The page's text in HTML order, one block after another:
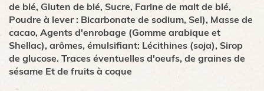
de blé, Gluten de blé, Sucre, Farine de malt de blé,
Poudre à lever : Bicarbonate de sodium, Sel), Masse de
cacao, Agents d'enrobage (Gomme arabique et
Shellac), arômes, émulsifiant: Lécithines (soja), Sirop
de glucose. Traces éventuelles d'oeufs, de graines de
sésame Et de fruits à coque